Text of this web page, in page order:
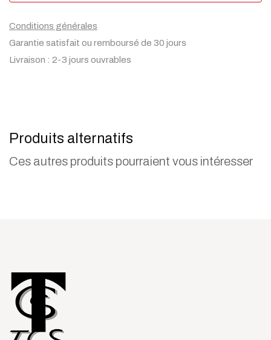
Conditions générales
Garantie satisfait ou remboursé de 30 jours
Livraison : 2-3 jours ouvrables
Produits alternatifs
Ces autres produits pourraient vous intéresser